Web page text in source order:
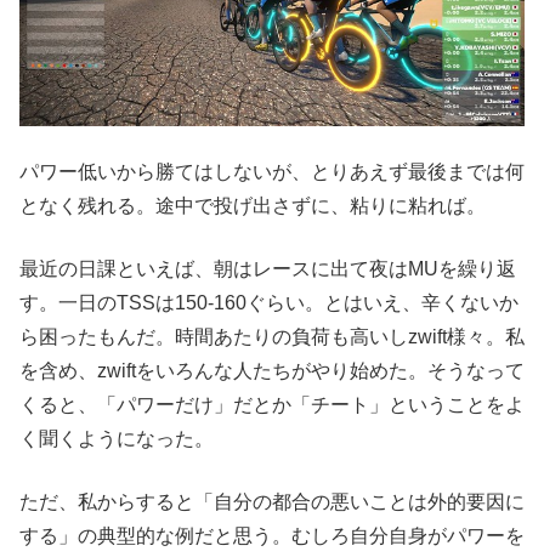
パワー低いから勝てはしないが、とりあえず最後までは何
となく残れる。途中で投げ出さずに、粘りに粘れば。
最近の日課といえば、朝はレースに出て夜はMUを繰り返
す。一日のTSSは150-160ぐらい。とはいえ、辛くないか
ら困ったもんだ。時間あたりの負荷も高いしzwift様々。私
を含め、zwiftをいろんな人たちがやり始めた。そうなって
くると、「パワーだけ」だとか「チート」ということをよ
く聞くようになった。
ただ、私からすると「自分の都合の悪いことは外的要因に
する」の典型的な例だと思う。むしろ自分自身がパワーを